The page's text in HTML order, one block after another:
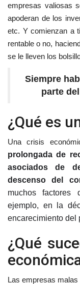
empresas valiosas
apoderan de los
etc. Y comienzan a
rentable o no,
se le lleven los
Siempre
parte
¿Qué es
Una crisis
prolongada de
asociados de
descenso del
muchos factores
ejemplo, en la
encarecimiento del
¿Qué
Las empresas